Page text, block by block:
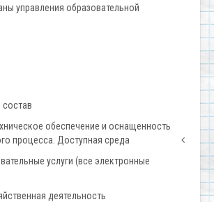
управления образовательной
состав
обеспечение и оснащенность
процесса. Доступная среда
услуги (все электронные
деятельность